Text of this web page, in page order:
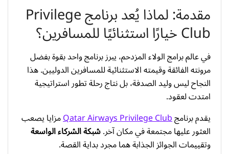
مقدمة: لماذا يُعد برنامج Privilege
Club خيارًا استثنائيًا للمسافرين؟
في عالم برامج الولاء المزدحم، يبرز برنامج واحد بقوة بفضل
مرونته الفائقة وقيمته الاستثنائية للمسافرين الدوليين. هذا
النجاح ليس وليد الصدفة، بل نتاج رحلة تطور استراتيجية
امتدت لعقود.
يقدم برنامجQatar Airways Privilege Clubمزايا يصعب
العثور عليها مجتمعة في مكان آخر.شبكة الشركاء الواسعة
وتقييمات الجوائز الجذابة هما مجرد بداية القصة.